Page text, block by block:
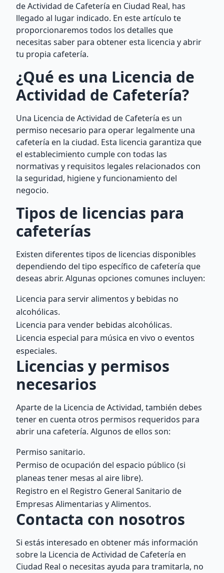
de Actividad de Cafetería en Ciudad Real, has
llegado al lugar indicado. En este artículo te
proporcionaremos todos los detalles que
necesitas saber para obtener esta licencia y abrir
tu propia cafetería.
¿Qué es una Licencia de
Actividad de Cafetería?
Una Licencia de Actividad de Cafetería es un
permiso necesario para operar legalmente una
cafetería en la ciudad. Esta licencia garantiza que
el establecimiento cumple con todas las
normativas y requisitos legales relacionados con
la seguridad, higiene y funcionamiento del
negocio.
Tipos de licencias para
cafeterías
Existen diferentes tipos de licencias disponibles
dependiendo del tipo específico de cafetería que
deseas abrir. Algunas opciones comunes incluyen:
Licencia para servir alimentos y bebidas no
alcohólicas.
Licencia para vender bebidas alcohólicas.
Licencia especial para música en vivo o eventos
especiales.
Licencias y permisos
necesarios
Aparte de la Licencia de Actividad, también debes
tener en cuenta otros permisos requeridos para
abrir una cafetería. Algunos de ellos son:
Permiso sanitario.
Permiso de ocupación del espacio público (si
planeas tener mesas al aire libre).
Registro en el Registro General Sanitario de
Empresas Alimentarias y Alimentos.
Contacta con nosotros
Si estás interesado en obtener más información
sobre la Licencia de Actividad de Cafetería en
Ciudad Real o necesitas ayuda para tramitarla, no